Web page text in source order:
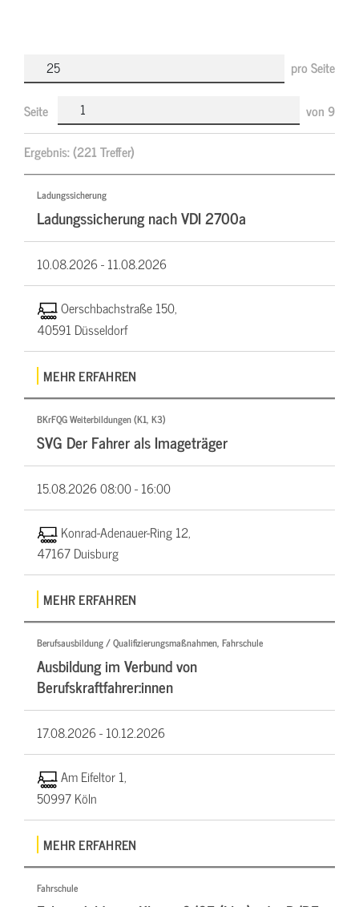
pro Seite
Seite von 9
Ergebnis:(221 Treffer)
Ladungssicherung
Ladungssicherung nach VDI 2700a
10.08.2026 -11.08.2026
Oerschbachstraße 150,
40591 Düsseldorf
MEHR ERFAHREN
BKrFQG Weiterbildungen (K1, K3)
SVG Der Fahrer als Imageträger
15.08.202608:00 - 16:00
Konrad-Adenauer-Ring 12,
47167 Duisburg
MEHR ERFAHREN
Berufsausbildung / Qualifizierungsmaßnahmen, Fahrschule
Ausbildung im Verbund von
Berufskraftfahrer:innen
17.08.2026 -10.12.2026
Am Eifeltor 1,
50997 Köln
MEHR ERFAHREN
Fahrschule